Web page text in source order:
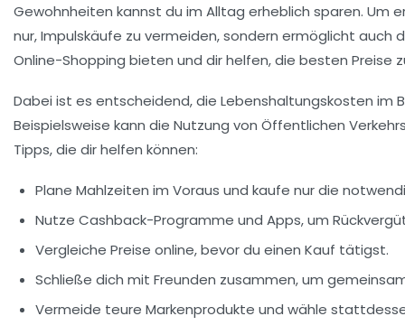
Gewohnheiten kannst du im Alltag erheblich sparen. Um
nur, Impulskäufe zu vermeiden, sondern ermöglicht
Online-Shopping bieten und dir helfen, die besten Preise
Dabei ist es entscheidend, die Lebenshaltungskosten im
Beispielsweise kann die Nutzung von Öffentlichen
Tipps, die dir helfen können:
Plane Mahlzeiten im Voraus und kaufe nur die
Nutze Cashback-Programme und Apps, um
Vergleiche Preise online, bevor du einen Kauf tätigst.
Schließe dich mit Freunden zusammen, um
Vermeide teure Markenprodukte und wähle